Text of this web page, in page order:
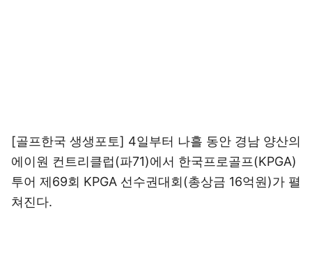
[골프한국 생생포토] 4일부터 나흘 동안 경남 양산의
에이원 컨트리클럽(파71)에서 한국프로골프(KPGA)
투어 제69회 KPGA 선수권대회(총상금 16억원)가 펼
쳐진다.